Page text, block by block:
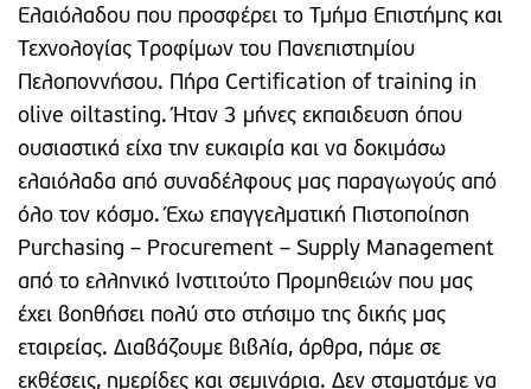
Ελαιόλαδου που προσφέρει το Τμήμα Επιστήμης και
Τεχνολογίας Τροφίμων του Πανεπιστημίου
Πελοποννήσου. Πήρα Certification of training in
olive oiltasting. Ήταν 3 μήνες εκπαιδευση όπου
ουσιαστικά είχα την ευκαιρία και να δοκιμάσω
ελαιόλαδα από συναδέλφους μας παραγωγούς από
όλο τον κόσμο. Έχω επαγγελματική Πιστοποίηση
Purchasing – Procurement – Supply Management
από το ελληνικό Ινστιτούτο Προμηθειών που μας
έχει βοηθήσει πολύ στο στήσιμο της δικής μας
εταιρείας. Διαβάζουμε βιβλία, άρθρα, πάμε σε
εκθέσεις, ημερίδες και σεμινάρια. Δεν σταματάμε να